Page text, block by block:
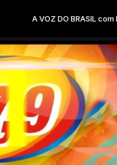
BRASIL com Luciano Seixas